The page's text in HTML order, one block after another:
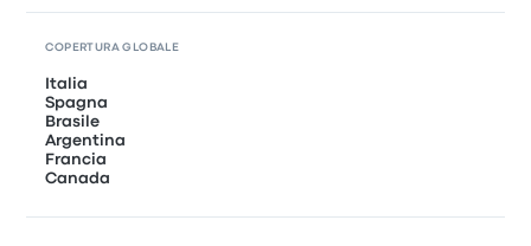
COPERTURA GLOBALE
Italia
Spagna
Brasile
Argentina
Francia
Canada